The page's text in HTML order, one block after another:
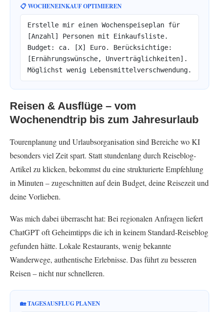
📋 WOCHENEINKAUF OPTIMIEREN
Erstelle mir einen Wochenspeiseplan für
[Anzahl] Personen mit Einkaufsliste.
Budget: ca. [X] Euro. Berücksichtige:
[Ernährungswünsche, Unverträglichkeiten].
Möglichst wenig Lebensmittelverschwendung.
Reisen & Ausflüge – vom
Wochenendtrip bis zum Jahresurlaub
Tourenplanung und Urlaubsorganisation sind Bereiche wo KI
besonders viel Zeit spart. Statt stundenlang durch Reiseblog-
Artikel zu klicken, bekommst du eine strukturierte Empfehlung
in Minuten – zugeschnitten auf dein Budget, deine Reisezeit und
deine Vorlieben.
Was mich dabei überrascht hat: Bei regionalen Anfragen liefert
ChatGPT oft Geheimtipps die ich in keinem Standard-Reiseblog
gefunden hätte. Lokale Restaurants, wenig bekannte
Wanderwege, authentische Erlebnisse. Das führt zu besseren
Reisen – nicht nur schnelleren.
🏡 TAGESAUSFLUG PLANEN